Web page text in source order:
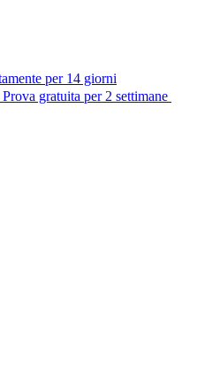
per 14 giorni
Prova gratuita per 2 settimane